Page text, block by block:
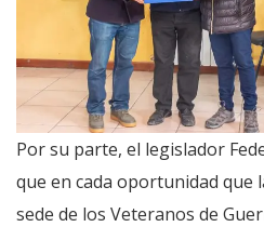
Por su parte, el legislador
que en cada oportunidad que
sede de los Veteranos de